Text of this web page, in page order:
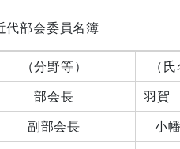
部会委員名簿
（分野等） （氏
部会長 羽賀
副部会長 小